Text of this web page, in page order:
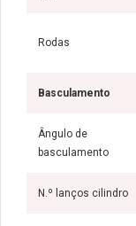
Rodas
Basculamento
Ângulo de
basculamento
N.º lanços cilindro